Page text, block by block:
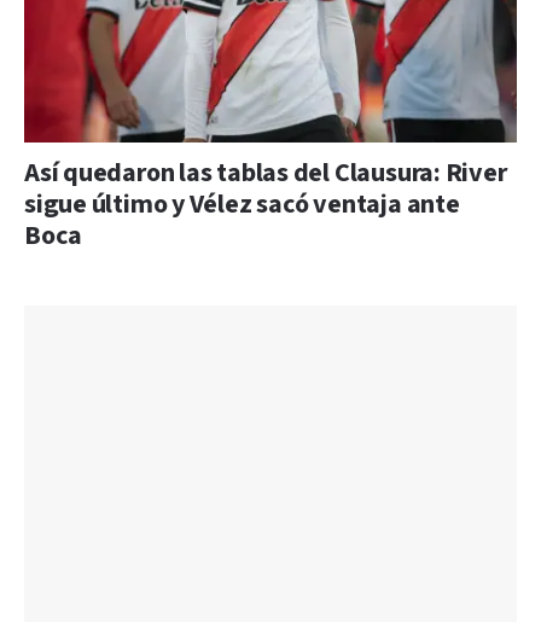
Así quedaron las tablas del Clausura: River
sigue último y Vélez sacó ventaja ante
Boca